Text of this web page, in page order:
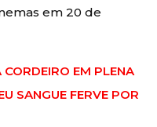
em 20 de
EM PLENA
SANGUE FERVE POR